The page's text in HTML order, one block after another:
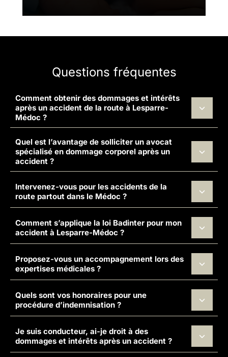
Questions fréquentes
Comment obtenir des dommages et intérêts
après un accident de la route à Lesparre-
Médoc ?
Quel est l’avantage de solliciter un avocat
spécialisé en dommage corporel après un
accident ?
Intervenez-vous pour les accidents de la
route partout dans le Médoc ?
Comment s’applique la loi Badinter pour mon
accident à Lesparre-Médoc ?
Proposez-vous un accompagnement lors des
expertises médicales ?
Quels sont vos honoraires pour une
procédure d’indemnisation ?
Je suis conducteur, ai-je droit à des
dommages et intérêts après un accident ?